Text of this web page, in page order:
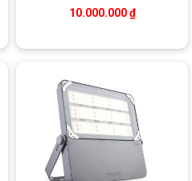
thân thiện với sức khỏe
trì, thay thế lâu dài.
10.000.000₫